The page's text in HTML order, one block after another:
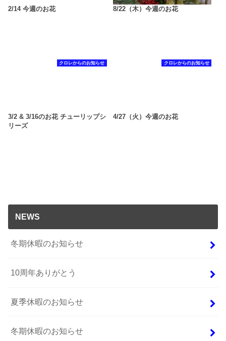
2/14 今週のお花 8/22（木）今週のお花
クロレからのお知らせ
3/2 & 3/16のお花 チューリップシ
リーズ
クロレからのお知らせ
4/27（火）今週のお花
NEWS
冬期休暇のお知らせ
10周年ありがとう
夏季休暇のお知らせ
冬期休暇のお知らせ